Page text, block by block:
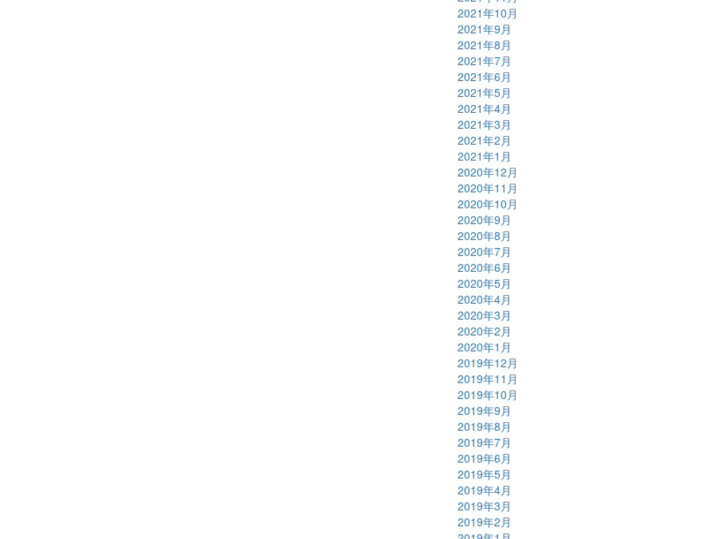
2021年10月
2021年9月
2021年8月
2021年7月
2021年6月
2021年5月
2021年4月
2021年3月
2021年2月
2021年1月
2020年12月
2020年11月
2020年10月
2020年9月
2020年8月
2020年7月
2020年6月
2020年5月
2020年4月
2020年3月
2020年2月
2020年1月
2019年12月
2019年11月
2019年10月
2019年9月
2019年8月
2019年7月
2019年6月
2019年5月
2019年4月
2019年3月
2019年2月